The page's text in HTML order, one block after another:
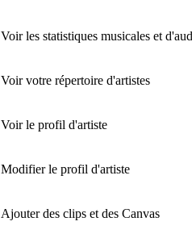
Voir les statistiques musicales et
Voir votre répertoire d'artistes
Voir le profil d'artiste
Modifier le profil d'artiste
Ajouter des clips et des Canvas